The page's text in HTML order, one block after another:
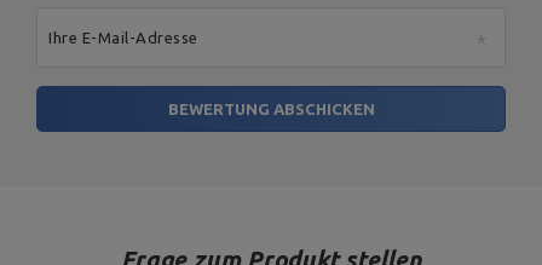
Ihre E-Mail-Adresse
BEWERTUNG ABSCHICKEN